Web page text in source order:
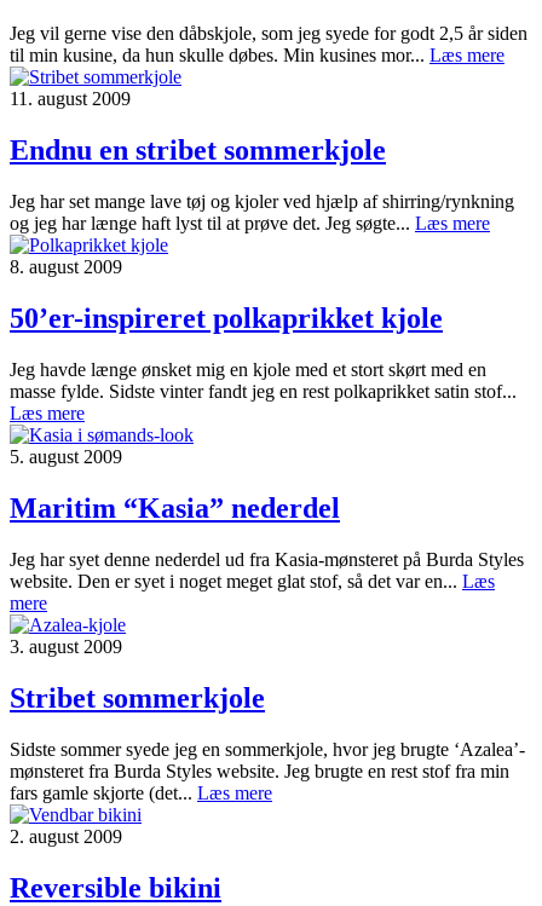
Jeg vil gerne vise den dåbskjole, som jeg syede for godt 2,5 år siden
til min kusine, da hun skulle døbes. Min kusines mor... Læs mere
11. august 2009
Endnu en stribet sommerkjole
Jeg har set mange lave tøj og kjoler ved hjælp af shirring/rynkning
og jeg har længe haft lyst til at prøve det. Jeg søgte... Læs mere
8. august 2009
50’er-inspireret polkaprikket kjole
Jeg havde længe ønsket mig en kjole med et stort skørt med en
masse fylde. Sidste vinter fandt jeg en rest polkaprikket satin stof...
Læs mere
5. august 2009
Maritim “Kasia” nederdel
Jeg har syet denne nederdel ud fra Kasia-mønsteret på Burda Styles
website. Den er syet i noget meget glat stof, så det var en... Læs
mere
3. august 2009
Stribet sommerkjole
Sidste sommer syede jeg en sommerkjole, hvor jeg brugte ‘Azalea’-
mønsteret fra Burda Styles website. Jeg brugte en rest stof fra min
fars gamle skjorte (det... Læs mere
2. august 2009
Reversible bikini